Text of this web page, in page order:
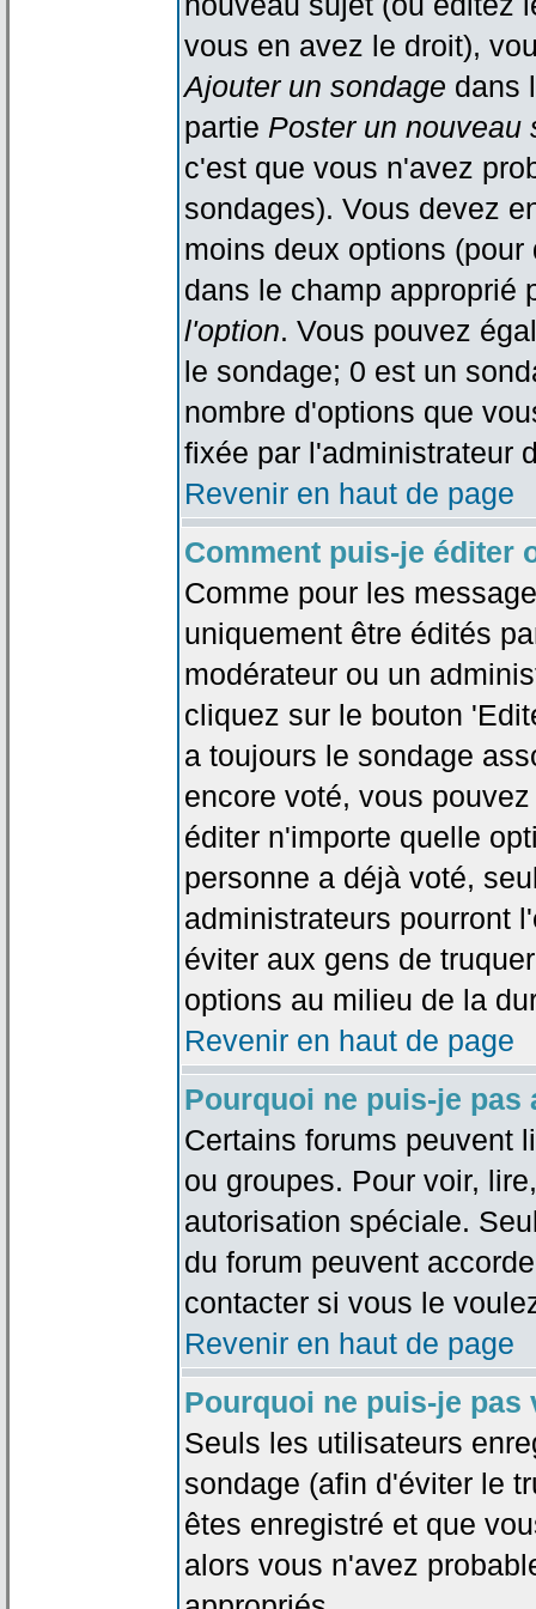
vous en avez le droit),
Ajouter un sondage dans
partie Poster un nouveau
c'est que vous n'avez
sondages). Vous devez
moins deux options
dans le champ
l'option. Vous pouvez
le sondage; 0 est un
nombre d'options que
fixée par l'administrateur
Revenir en haut de page
Comment puis-je éditer
Comme pour les
uniquement être édités
modérateur ou un
cliquez sur le bouton
a toujours le sondage
encore voté, vous
éditer n'importe quelle
personne a déjà voté,
administrateurs pourront
éviter aux gens de
options au milieu de la
Revenir en haut de page
Pourquoi ne puis-je pas
Certains forums peuvent
ou groupes. Pour voir,
autorisation spéciale.
du forum peuvent
contacter si vous le
Revenir en haut de page
Pourquoi ne puis-je pas
Seuls les utilisateurs
sondage (afin d'éviter le
êtes enregistré et que
alors vous n'avez